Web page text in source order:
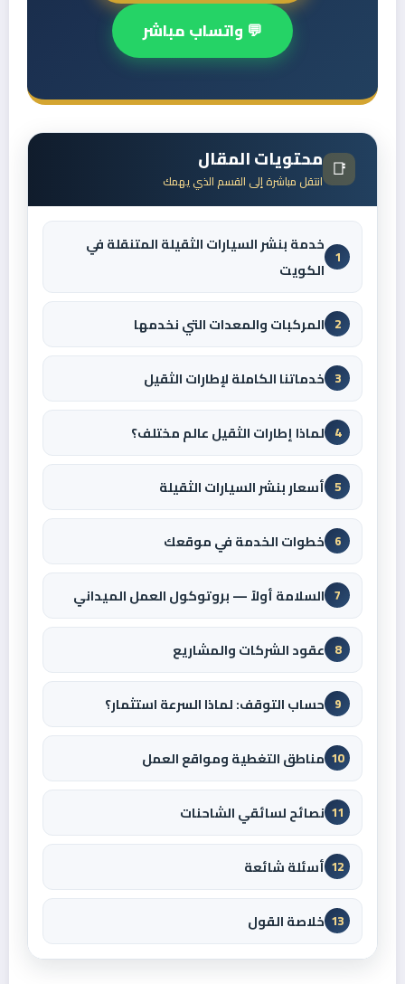
💬 واتساب مباشر
📑 محتويات المقال
انتقل مباشرة إلى القسم الذي يهمك
1
خدمة بنشر السيارات الثقيلة المتنقلة في
الكويت
2 المركبات والمعدات التي نخدمها
3 خدماتنا الكاملة لإطارات الثقيل
4 لماذا إطارات الثقيل عالم مختلف؟
5 أسعار بنشر السيارات الثقيلة
6 خطوات الخدمة في موقعك
7 السلامة أولاً — بروتوكول العمل الميداني
8 عقود الشركات والمشاريع
9 حساب التوقف: لماذا السرعة استثمار؟
10 مناطق التغطية ومواقع العمل
11 نصائح لسائقي الشاحنات
12 أسئلة شائعة
13 خلاصة القول